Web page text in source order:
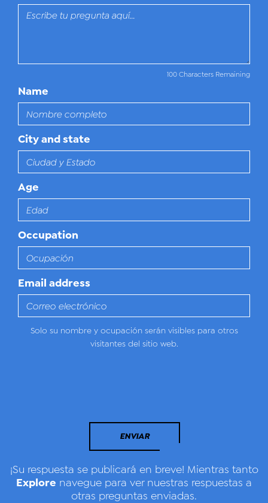
100 Characters Remaining
Name
City and state
Age
Occupation
Email address
Solo su nombre y ocupación serán visibles para otros
visitantes del sitio web.
ENVIAR
¡Su respuesta se publicará en breve! Mientras tanto
Explore navegue para ver nuestras respuestas a
otras preguntas enviadas.